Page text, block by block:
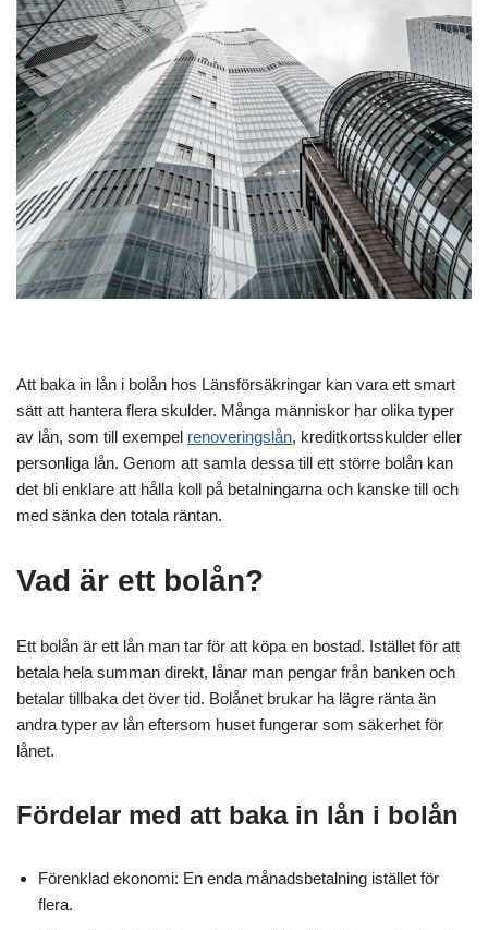
Att baka in lån i bolån hos Länsförsäkringar kan vara ett smart
sätt att hantera flera skulder. Många människor har olika typer
av lån, som till exempel renoveringslån, kreditkortsskulder eller
personliga lån. Genom att samla dessa till ett större bolån kan
det bli enklare att hålla koll på betalningarna och kanske till och
med sänka den totala räntan.
Vad är ett bolån?
Ett bolån är ett lån man tar för att köpa en bostad. Istället för att
betala hela summan direkt, lånar man pengar från banken och
betalar tillbaka det över tid. Bolånet brukar ha lägre ränta än
andra typer av lån eftersom huset fungerar som säkerhet för
lånet.
Fördelar med att baka in lån i bolån
Förenklad ekonomi: En enda månadsbetalning istället för
flera.